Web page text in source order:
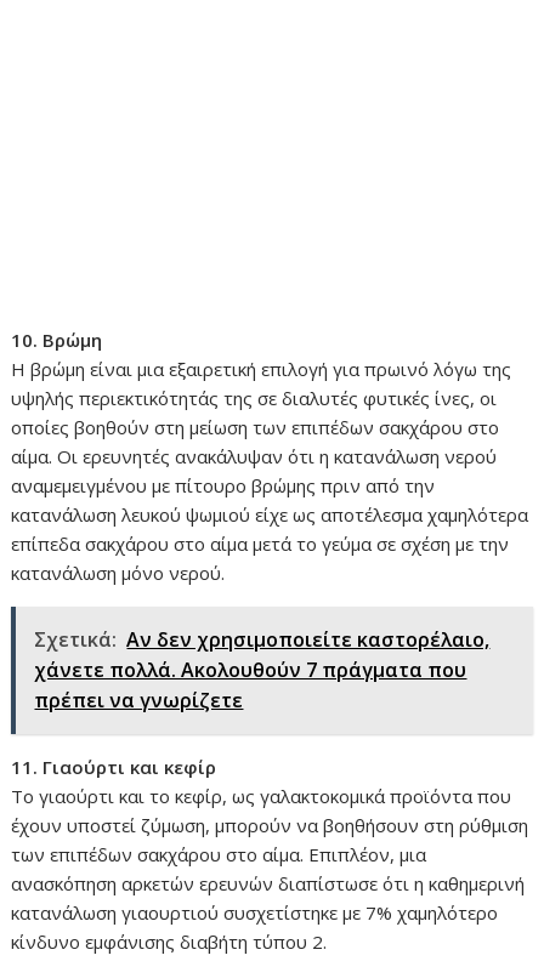
10. Βρώμη
Η βρώμη είναι μια εξαιρετική επιλογή για πρωινό λόγω της
υψηλής περιεκτικότητάς της σε διαλυτές φυτικές ίνες, οι
οποίες βοηθούν στη μείωση των επιπέδων σακχάρου στο
αίμα. Οι ερευνητές ανακάλυψαν ότι η κατανάλωση νερού
αναμεμειγμένου με πίτουρο βρώμης πριν από την
κατανάλωση λευκού ψωμιού είχε ως αποτέλεσμα χαμηλότερα
επίπεδα σακχάρου στο αίμα μετά το γεύμα σε σχέση με την
κατανάλωση μόνο νερού.
Σχετικά: Αν δεν χρησιμοποιείτε καστορέλαιο,
χάνετε πολλά. Ακολουθούν 7 πράγματα που
πρέπει να γνωρίζετε
11. Γιαούρτι και κεφίρ
Το γιαούρτι και το κεφίρ, ως γαλακτοκομικά προϊόντα που
έχουν υποστεί ζύμωση, μπορούν να βοηθήσουν στη ρύθμιση
των επιπέδων σακχάρου στο αίμα. Επιπλέον, μια
ανασκόπηση αρκετών ερευνών διαπίστωσε ότι η καθημερινή
κατανάλωση γιαουρτιού συσχετίστηκε με 7% χαμηλότερο
κίνδυνο εμφάνισης διαβήτη τύπου 2.